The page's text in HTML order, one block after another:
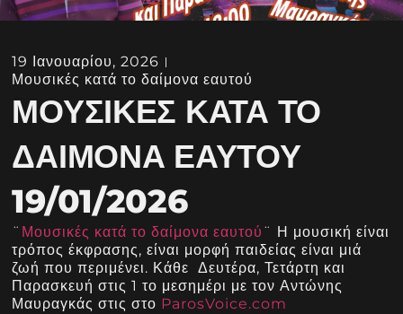
19 Ιανουαρίου, 2026
Μουσικές κατά το δαίμονα εαυτού
ΜΟΥΣΙΚΈΣ ΚΑΤΆ ΤΟ
ΔΑΊΜΟΝΑ ΕΑΥΤΟΎ
19/01/2026
¨ Μουσικές κατά το δαίμονα εαυτού ¨ Η μουσική είναι
τρόπος έκφρασης, είναι μορφή παιδείας είναι μιά
ζωή που περιμένει. Κάθε Δευτέρα, Τετάρτη και
Παρασκευή στις 1 το μεσημέρι με τον Αντώνης
Μαυραγκάς στις στο ParosVoice.com